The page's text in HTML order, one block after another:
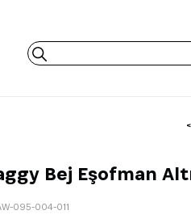
Bej Eşofman
095-004-011